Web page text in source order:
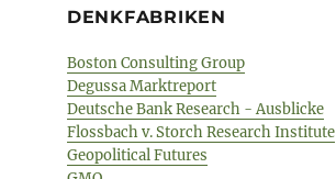
DENKFABRIKEN
Boston Consulting Group
Degussa Marktreport
Deutsche Bank Research - Ausblicke
Flossbach v. Storch Research Institute
Geopolitical Futures